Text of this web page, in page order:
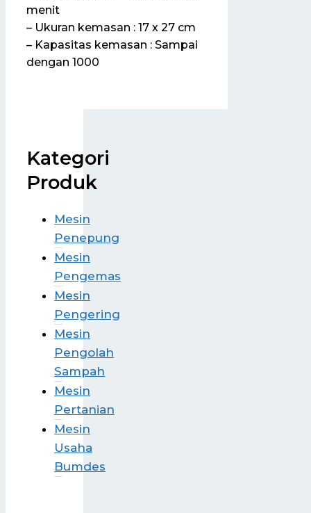
menit
– Ukuran kemasan : 17 x 27 cm
– Kapasitas kemasan : Sampai
dengan 1000
Kategori
Produk
Mesin
Penepung
Mesin
Pengemas
Mesin
Pengering
Mesin
Pengolah
Sampah
Mesin
Pertanian
Mesin
Usaha
Bumdes